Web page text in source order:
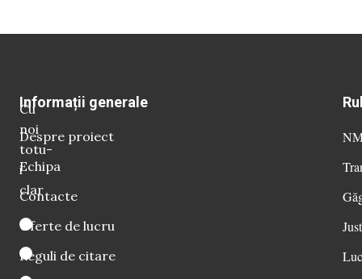
Cu
noi
totu-
i
clar
Informații generale
Despre proiect
Echipa
Contacte
Oferte de lucru
Reguli de citare